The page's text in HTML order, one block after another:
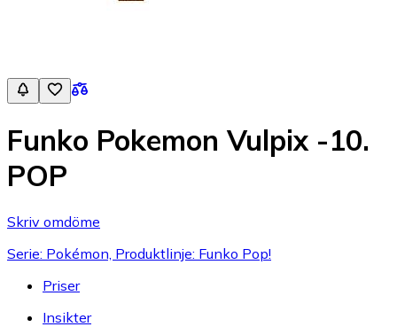
Funko Pokemon Vulpix -10.
POP
Skriv omdöme
Serie: Pokémon, Produktlinje: Funko Pop!
Priser
Insikter